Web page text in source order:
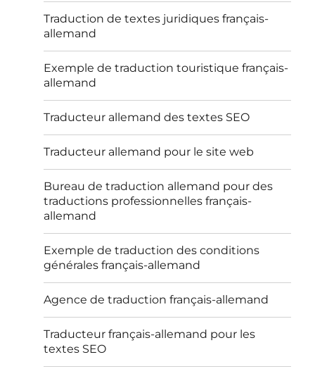
Traduction de textes juridiques français-
allemand
Exemple de traduction touristique français-
allemand
Traducteur allemand des textes SEO
Traducteur allemand pour le site web
Bureau de traduction allemand pour des
traductions professionnelles français-
allemand
Exemple de traduction des conditions
générales français-allemand
Agence de traduction français-allemand
Traducteur français-allemand pour les
textes SEO